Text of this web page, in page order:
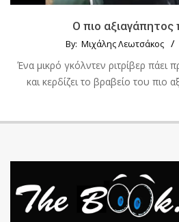
Ο πιο
By: Μιχάλης Λεωτσάκος
Ένα μικρό γκόλντεν ριτρίβερ πάει
και κερδίζει το βραβείο του πιο